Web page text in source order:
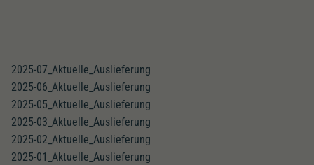
2025-07_Aktuelle_Auslieferung
2025-06_Aktuelle_Auslieferung
2025-05_Aktuelle_Auslieferung
2025-03_Aktuelle_Auslieferung
2025-02_Aktuelle_Auslieferung
2025-01_Aktuelle_Auslieferung